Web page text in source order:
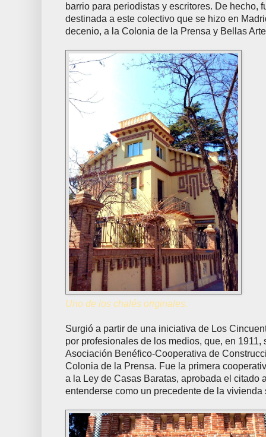
barrio para periodistas y escritores. De hecho,
destinada a este colectivo que se hizo en
decenio, a la Colonia de la Prensa y Bellas
Uno de los chalés originales.
Surgió a partir de una iniciativa de Los
por profesionales de los medios, que, en 1911,
Asociación Benéfico-Cooperativa de
Colonia de la Prensa. Fue la primera
a la Ley de Casas Baratas, aprobada el citado
entenderse como un precedente de la